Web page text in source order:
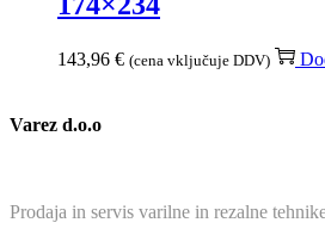
143,96 € (cena vključuje DDV)
Varez d.o.o
Prodaja in servis varilne in rezalne